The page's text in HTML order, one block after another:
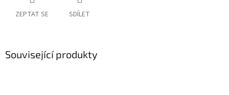
ZEPTAT SE SDÍLET
Související produkty